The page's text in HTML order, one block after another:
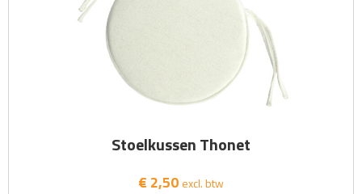
Stoelkussen Thonet
€ 2,50 excl. btw